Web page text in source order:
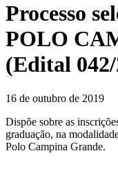
Processo
POLO
(Edital
16 de outubro de 2019
Dispõe sobre as
graduação, na
Polo Campina Grande.